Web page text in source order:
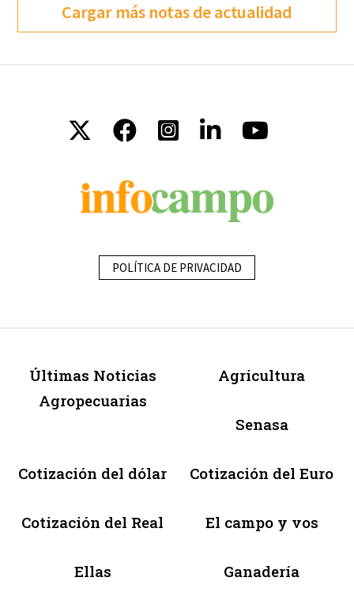
Cargar más notas de actualidad
POLÍTICA DE PRIVACIDAD
Últimas Noticias
Agropecuarias
Agricultura
Senasa
Cotización del dólar Cotización del Euro
Cotización del Real El campo y vos
Ellas Ganadería